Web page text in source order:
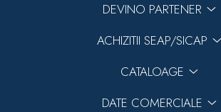
DEVINO PARTENER
ACHIZITII SEAP/SICAP
CATALOAGE
DATE COMERCIALE